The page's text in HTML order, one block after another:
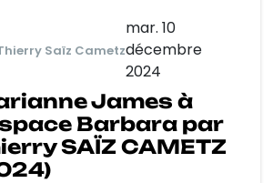
Saïz Cametz
mar. 10
décembre
2024
James à
Barbara par
SAÏZ CAMETZ